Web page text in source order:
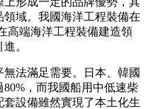
域。我國海洋工程裝備在
高端海洋工程裝備建造領
。
法滿足需要。日本、韓國
，而我國船用中低速柴
設備雖然實現了本土化生